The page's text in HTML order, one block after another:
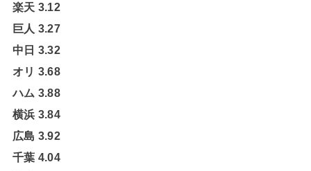
楽天 3.12
巨人 3.27
中日 3.32
オリ 3.68
ハム 3.88
横浜 3.84
広島 3.92
千葉 4.04